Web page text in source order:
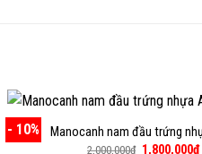
- 10% Manocanh nam đầu trứng
2,000,000₫ Giá
1,800,000₫